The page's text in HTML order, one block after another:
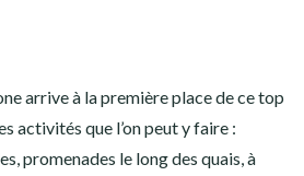
arrive à la première place de ce top
activités que l’on peut y faire :
promenades le long des quais, à